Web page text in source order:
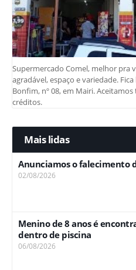
Supermercado Comel, melhor pra
agradável, espaço e variedade.
Bonfim, nº 08, em Mairi.
créditos.
Mais lidas
Anunciamos o falecimento
02/08/2026
Menino de 8 anos é
dentro de piscina
06/08/2026